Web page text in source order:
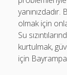
yanınızdadır.
olmak için
Su
kurtulmak,
için